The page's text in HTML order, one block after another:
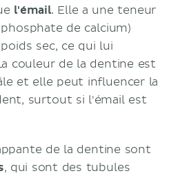
l'émail. Elle a une teneur
de calcium)
sec, ce qui lui
couleur de la dentine est
et elle peut influencer la
surtout si l'émail est
de la dentine sont
, qui sont des tubules